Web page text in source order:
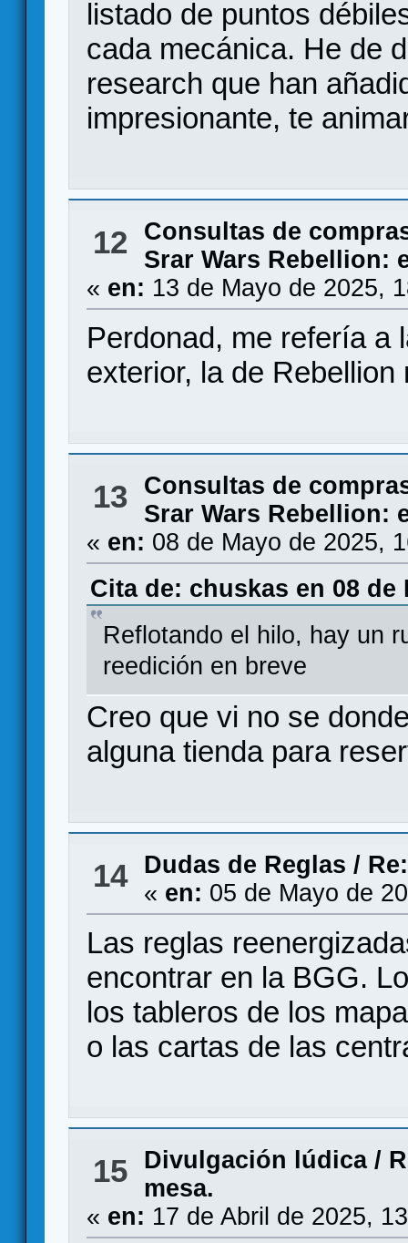
listado de puntos
cada mecánica. He de
research que han
impresionante, te
12
Consultas de
Srar Wars Rebellion:
« en: 13 de Mayo de 2025,
Perdonad, me refería a
exterior, la de Rebellion
13
Consultas de
Srar Wars Rebellion:
« en: 08 de Mayo de 2025,
Cita de: chuskas en 08 de
Reflotando el hilo, hay un
reedición en breve
Creo que vi no se
alguna tienda para
14 Dudas de Reglas /
« en: 05 de Mayo de
Las reglas
encontrar en la BGG.
los tableros de los
o las cartas de las
15 Divulgación lúdica/
mesa.
« en: 17 de Abril de 2025,